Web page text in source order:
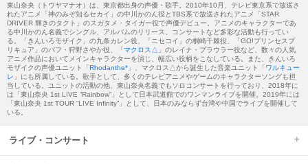
東山奈央（トウヤマナオ）は、東京都出身の声優・歌手。2010年10月、テレビ東京系で放送さ
れたアニメ「神のみぞ知るセカイ」の中川かのん役とTBS系で放送されたアニメ「STAR
DRIVER 輝きのタクト」のスガタメ・タイガー役で声優デビュー。アニメのキャラクターであ
る中川かのん名義でシングル、アルバムのリリース、コンサートなど多彩な活動も行ってい
る。「きんいろモザイク」の九条カレン役、「ニセコイ」の桐崎千棘役、「GO!プリンセスプ
リキュア」のパフ・狩野さやか役、「マクロス△ 」のレイナ・プラウラー役など、数々の人気
アニメ作品においてメインキャラクターを演じ、幅広い役柄をこなしている。また、きんいろ
モザイクの声優ユニット「Rhodanthe* 」、マクロス△から誕生した音楽ユニット「ワルキュー
レ 」にも所属している。歌手として、多くのテレビアニメやゲームのキャラクターソングも担
当している。ユニットの活動の他、東山奈央名義でもソロコンサートを行っており、2018年に
は「東山奈央 1st LIVE “Rainbow”」として日本武道館でのワンマンライブを開催。2019年には
「東山奈央 1st TOUR “LIVE Infinity”」として、日本のみならず台湾や中国でライブを開催して
いる。
ライブ・コンサート